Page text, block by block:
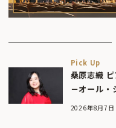
Pick Up
桑原志織
－オール・
2026年8月7日